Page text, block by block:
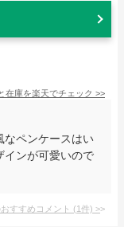
在庫を楽天でチェック >>
なペンケースはい
インが可愛いので
すすめコメント (1件) >